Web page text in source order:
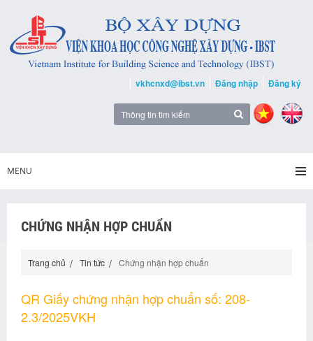
vkhcnxd@ibst.vn Đăng nhập Đăng ký
MENU
CHỨNG NHẬN HỢP CHUẨN
Trang chủ Tin tức Chứng nhận hợp chuẩn
QR Giấy chứng nhận hợp chuẩn số: 208-
2.3/2025VKH